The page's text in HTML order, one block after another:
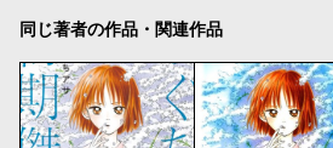
同じ著者の作品・関連作品